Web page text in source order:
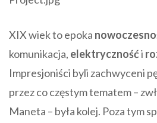
XIX wiek to epoka
komunikacja, elektrycznośći
Impresjoniści byli zachwyceni
przez co częstym tematem –
Maneta – była kolej. Poza tym